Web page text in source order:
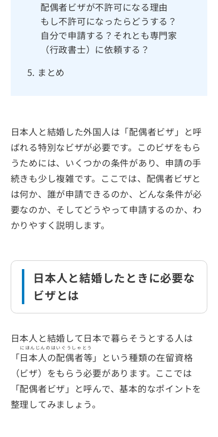
配偶者ビザが不許可になる理由
もし不許可になったらどうする？
自分で申請する？それとも専門家
（行政書士）に依頼する？
5. まとめ
日本人と結婚した外国人は「配偶者ビザ」と呼
ばれる特別なビザが必要です。このビザをもら
うためには、いくつかの条件があり、申請の手
続きも少し複雑です。ここでは、配偶者ビザと
は何か、誰が申請できるのか、どんな条件が必
要なのか、そしてどうやって申請するのか、わ
かりやすく説明します。
日本人と結婚したときに必要な
ビザとは
日本人と結婚して日本で暮らそうとする人は
「日本人の配偶者等
にほんじんのはいぐうしゃとう
」という種類の在留資格
（ビザ）をもらう必要があります。ここでは
「配偶者ビザ」と呼んで、基本的なポイントを
整理してみましょう。